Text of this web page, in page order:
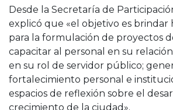
Desde la Secretaría de
explicó que «el objetivo es brindar
para la formulación de proyectos
capacitar al personal en su
en su rol de servidor público;
fortalecimiento personal e
espacios de reflexión sobre el
crecimiento de la ciudad».